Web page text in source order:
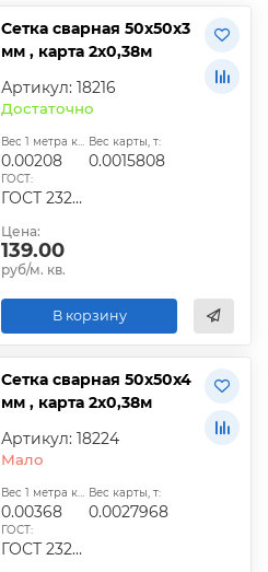
Сетка сварная 50х50х3
мм , карта 2х0,38м
Артикул: 18216
Достаточно
Вес 1 метра квадратного, т:
0.00208
Вес карты, т:
0.0015808
ГОСТ:
ГОСТ 23279-2012, ТУ
Цена:
139.00
руб/м. кв.
В корзину
Сетка сварная 50х50х4
мм , карта 2х0,38м
Артикул: 18224
Мало
Вес 1 метра квадратного, т:
0.00368
Вес карты, т:
0.0027968
ГОСТ:
ГОСТ 23279-2012, ТУ